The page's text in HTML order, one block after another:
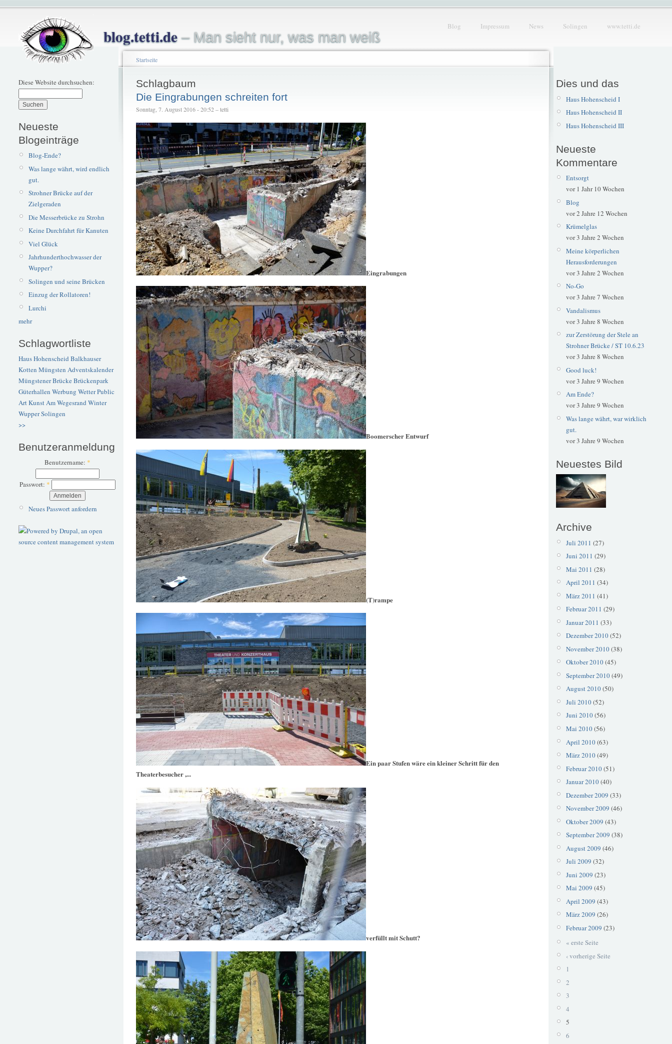
blog.tetti.de– Man sieht nur, was man weiß
Blog Impressum News Solingen www.tetti.de
Diese Website durchsuchen:
Neueste
Blogeinträge
Blog-Ende?
Was lange währt, wird endlich
gut.
Strohner Brücke auf der
Zielgeraden
Die Messerbrücke zu Strohn
Keine Durchfahrt für Kanuten
Viel Glück
Jahrhunderthochwasser der
Wupper?
Solingen und seine Brücken
Einzug der Rollatoren!
Lurchi
mehr
Schlagwortliste
Haus Hohenscheid Balkhauser
Kotten Müngsten Adventskalender
Müngstener BrückeBrückenpark
Güterhallen Werbung WetterPublic
ArtKunstAm Wegesrand Winter
WupperSolingen
>>
Benutzeranmeldung
Benutzername: *
Passwort: *
Neues Passwort anfordern
Startseite
Schlagbaum
Die Eingrabungen schreiten fort
Sonntag, 7. August 2016 - 20:52 – tetti
Eingrabungen
Boomerscher Entwurf
(T)rampe
Ein paar Stufen wäre ein kleiner Schritt für den
Theaterbesucher ,...
verfüllt mit Schutt?
Dies und das
Haus Hohenscheid I
Haus Hohenscheid II
Haus Hohenscheid III
Neueste
Kommentare
Entsorgt
vor 1 Jahr 10 Wochen
Blog
vor 2 Jahre 12 Wochen
Krümelglas
vor 3 Jahre 2 Wochen
Meine körperlichen
Herausforderungen
vor 3 Jahre 2 Wochen
No-Go
vor 3 Jahre 7 Wochen
Vandalismus
vor 3 Jahre 8 Wochen
zur Zerstörung der Stele an
Strohner Brücke / ST 10.6.23
vor 3 Jahre 8 Wochen
Good luck!
vor 3 Jahre 9 Wochen
Am Ende?
vor 3 Jahre 9 Wochen
Was lange währt, war wirklich
gut.
vor 3 Jahre 9 Wochen
Neuestes Bild
Archive
Juli 2011 (27)
Juni 2011 (29)
Mai 2011 (28)
April 2011 (34)
März 2011 (41)
Februar 2011 (29)
Januar 2011 (33)
Dezember 2010(52)
November 2010(38)
Oktober 2010(45)
September 2010(49)
August 2010(50)
Juli 2010(52)
Juni 2010(56)
Mai 2010(56)
April 2010(63)
März 2010(49)
Februar 2010(51)
Januar 2010(40)
Dezember 2009 (33)
November 2009 (46)
Oktober 2009 (43)
September 2009 (38)
August 2009 (46)
Juli 2009 (32)
Juni 2009 (23)
Mai 2009 (45)
April 2009 (43)
März 2009 (26)
Februar 2009 (23)
« erste Seite
‹ vorherige Seite
1
2
3
4
5
6